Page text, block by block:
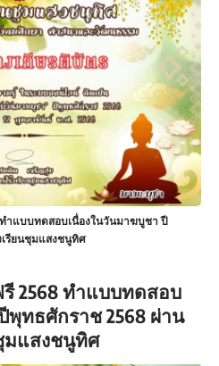
ทำแบบทดสอบเนื่องในวันมาฆบูชา ปี
รียนชุมแสงชนูทิศ
2568 ทำแบบทดสอบ
ทธศักราช 2568 ผ่าน
มแสงชนูทิศ